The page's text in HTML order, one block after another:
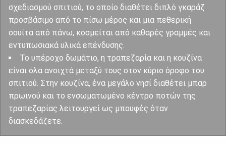
σχεδιασμού σπιτιού, το οποίο διαθέτει διπλό γκαράζ
προσβάσιμο από το πίσω μέρος και μια πεθερική
σουίτα από πάνω, κοσμείται από καθαρές γραμμές και
εντυπωσιακά υλικά επένδυσης.
Το υπέροχο δωμάτιο, η τραπεζαρία και η κουζίνα
είναι όλα ανοιχτά μεταξύ τους στον κύριο όροφο του
σπιτιού. Στην κουζίνα, ένα μεγάλο νησί διαθέτει μπαρ
πρωινού και το ενσωματωμένο κέντρο ποτών της
τραπεζαρίας λειτουργεί ως μπουφές όταν
διασκεδάζετε.